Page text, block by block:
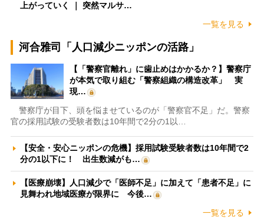
上がっていく ｜ 突然マルサ…
一覧を見る
河合雅司「人口減少ニッポンの活路」
【「警察官離れ」に歯止めはかかるか？】警察庁
が本気で取り組む「警察組織の構造改革」 実
現…
警察庁が目下、頭を悩ませているのが「警察官不足」だ。警察
官の採用試験の受験者数は10年間で2分の1以…
【安全・安心ニッポンの危機】採用試験受験者数は10年間で2
分の1以下に！ 出生数減がも…
【医療崩壊】人口減少で「医師不足」に加えて「患者不足」に
見舞われ地域医療が限界に 今後…
一覧を見る